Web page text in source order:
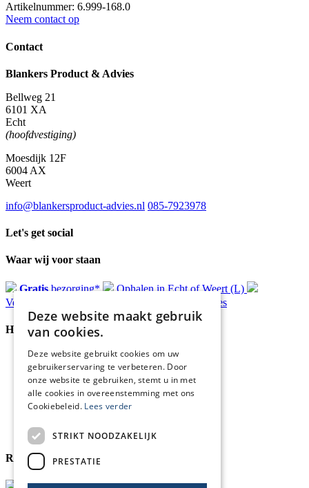
Artikelnummer: 6.999-168.0
Neem contact op
Contact
Blankers Product & Advies
Bellweg 21
6101 XA
Echt
(hoofdvestiging)
Moesdijk 12F
6004 AX
Weert
info@blankersproduct-advies.nl 085-7923978
Let's get social
Waar wij voor staan
Gratisbezorging*
Ophalen in Echt of Weert (L)
Verzonden
advies
Handige Links
Home
Klantenservice
Over ons
Blog
Privacyverklaring
Cookies
Reviewmerk
Deze website maakt gebruik
van cookies.
Deze website gebruikt cookies om uw
gebruikerservaring te verbeteren. Door
onze website te gebruiken, stemt u in met
alle cookies in overeenstemming met ons
Cookiebeleid. Lees verder
STRIKT NOODZAKELIJK
PRESTATIE